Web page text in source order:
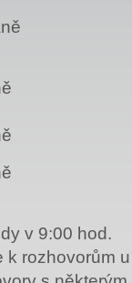
v 9:00 hod.
rozhovorům